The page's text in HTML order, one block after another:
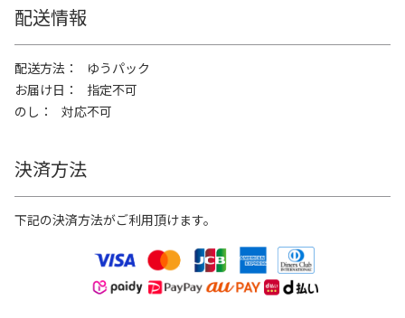
配送情報
配送方法
ゆうパック
お届け日
指定不可
のし
対応不可
決済方法
下記の決済方法がご利用頂けます。